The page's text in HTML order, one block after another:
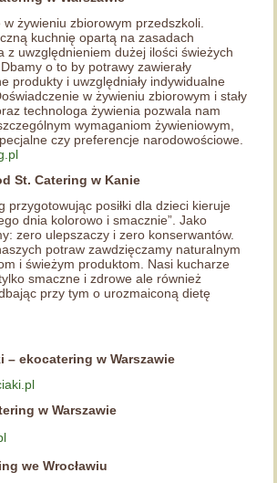
żywieniu zbiorowym przedszkoli.
kuchnię opartą na zasadach
z uwzględnieniem dużej ilości świeżych
o to by potrawy zawierały
produkty i uwzględniały indywidualne
w żywieniu zbiorowym i stały
technologa żywienia pozwala nam
wymaganiom żywieniowym,
czy preferencje narodowościowe.
St. Catering w Kanie
przygotowując posiłki dla dzieci kieruje
dnia kolorowo i smacznie”. Jako
zero ulepszaczy i zero konserwantów.
potraw zawdzięczamy naturalnym
i świeżym produktom. Nasi kucharze
smaczne i zdrowe ale również
przy tym o urozmaiconą dietę
– ekocatering w Warszawie
w Warszawie
we Wrocławiu